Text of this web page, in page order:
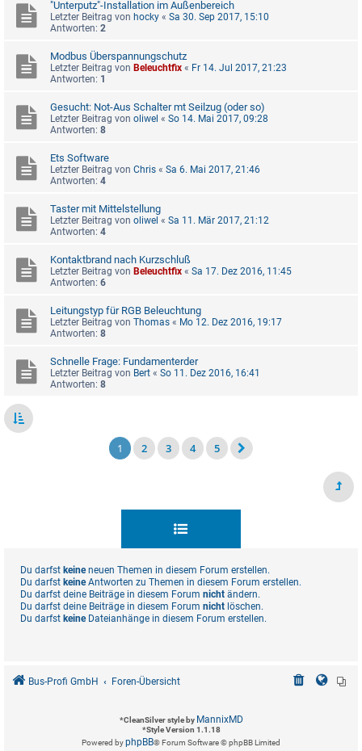
"Unterputz"-Installation im Außenbereich
Letzter Beitrag von hocky « Sa 30. Sep 2017, 15:10
Antworten: 2
Modbus Überspannungschutz
Letzter Beitrag von Beleuchtfix « Fr 14. Jul 2017, 21:23
Antworten: 1
Gesucht: Not-Aus Schalter mt Seilzug (oder so)
Letzter Beitrag von oliwel « So 14. Mai 2017, 09:28
Antworten: 8
Ets Software
Letzter Beitrag von Chris « Sa 6. Mai 2017, 21:46
Antworten: 4
Taster mit Mittelstellung
Letzter Beitrag von oliwel « Sa 11. Mär 2017, 21:12
Antworten: 4
Kontaktbrand nach Kurzschluß
Letzter Beitrag von Beleuchtfix « Sa 17. Dez 2016, 11:45
Antworten: 6
Leitungstyp für RGB Beleuchtung
Letzter Beitrag von Thomas « Mo 12. Dez 2016, 19:17
Antworten: 8
Schnelle Frage: Fundamenterder
Letzter Beitrag von Bert « So 11. Dez 2016, 16:41
Antworten: 8
1 2 3 4 5
Du darfst keineneuen Themen in diesem Forum erstellen.
Du darfst keineAntworten zu Themen in diesem Forum erstellen.
Du darfst deine Beiträge in diesem Forum nicht ändern.
Du darfst deine Beiträge in diesem Forum nicht löschen.
Du darfst keineDateianhänge in diesem Forum erstellen.
Bus-Profi GmbH Foren-Übersicht
*CleanSilver style by MannixMD
*Style Version 1.1.18
Powered byphpBB® Forum Software © phpBB Limited